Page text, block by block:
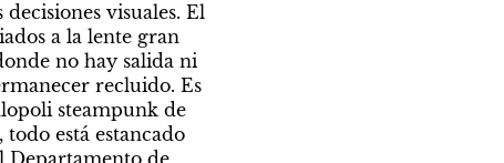
visuales. El
a la lente gran
no hay salida ni
recluido. Es
(1982): en la megalopoli steampunk de
está estancado